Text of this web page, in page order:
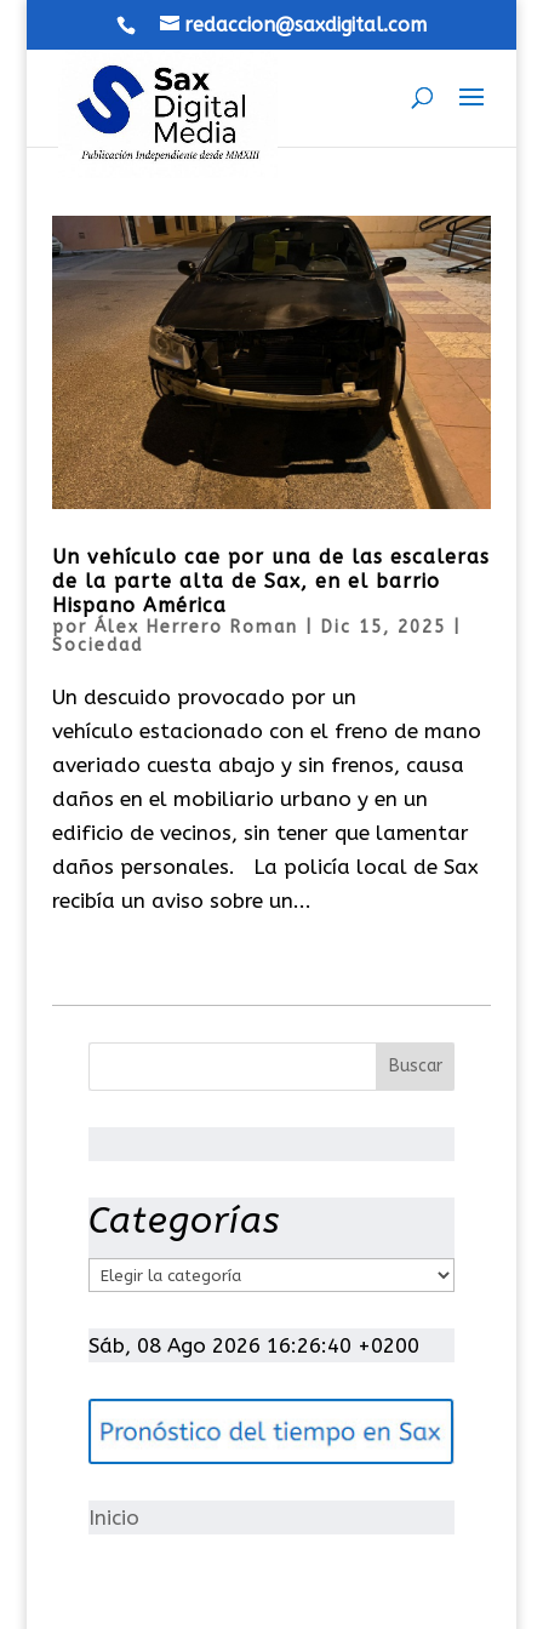
redaccion@saxdigital.com
Un vehículo cae por una de las escaleras
de la parte alta de Sax, en el barrio
Hispano América
por Álex Herrero Roman Dic 15, 2025
Sociedad
Un descuido provocado por un
vehículo estacionado con el freno de mano
averiado cuesta abajo y sin frenos, causa
daños en el mobiliario urbano y en un
edificio de vecinos, sin tener que lamentar
daños personales. La policía local de Sax
recibía un aviso sobre un...
Categorías
t
g
í
Sáb, 08 Ago 2026 16:26:41 +0200
Inicio